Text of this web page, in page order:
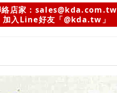
絡店家：sales@kda.com.tw
加入Line好友「@kda.tw」